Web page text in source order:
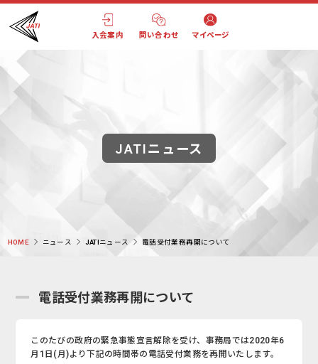
入会案内 問い合わせ マイページ
JATIニュース
HOME ニュース JATIニュース 電話受付業務再開について
電話受付業務再開について
このたびの政府の緊急事態宣言解除を受け、事務局では2020年6
月1日(月)より下記の時間帯の電話受付業務を再開いたします。